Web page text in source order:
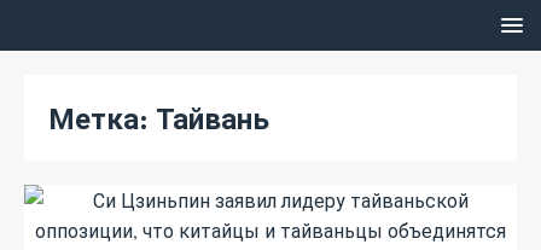
Метка: Тайвань